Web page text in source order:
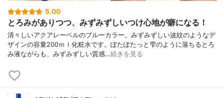
5.00
とろみがありつつ、みずみずしいつけ心地が癖になる！
清々しいアクアレーベルのブルーカラー。みずみずしい波紋のようなデ
ザインの容量200ｍｌ化粧水です。ぽたぽたっと雫のように落ちるとろ
み液ながらも、みずみずしい質感…続きを見る